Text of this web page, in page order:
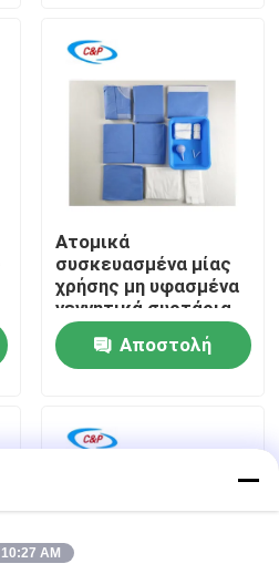
Ατομικά
συσκευασμένα μίας
χρήσης μη υφασμένα
γεννητικά συρτάρια
για αποστειρωμένο
φράγμαΑποστολή
10:27 AM